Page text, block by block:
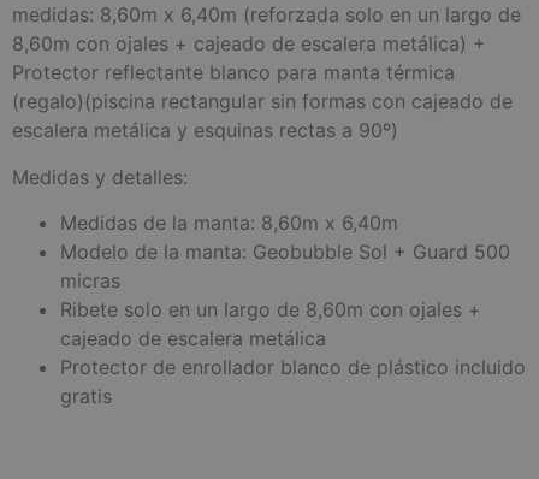
medidas: 8,60m x 6,40m (reforzada solo en un largo de
8,60m con ojales + cajeado de escalera metálica) +
Protector reflectante blanco para manta térmica
(regalo)(piscina rectangular sin formas con cajeado de
escalera metálica y esquinas rectas a 90º)
Medidas y detalles:
Medidas de la manta: 8,60m x 6,40m
Modelo de la manta: Geobubble Sol + Guard 500
micras
Ribete solo en un largo de 8,60m con ojales +
cajeado de escalera metálica
Protector de enrollador blanco de plástico incluido
gratis